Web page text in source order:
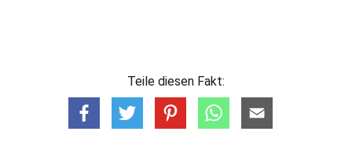
Teile diesen Fakt: